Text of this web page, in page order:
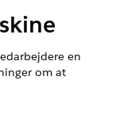
en
om at